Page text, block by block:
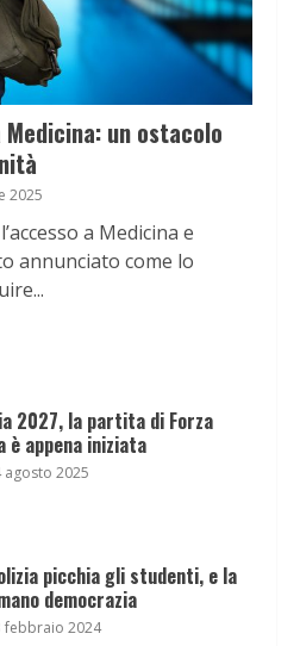
un ostacolo
2025
a Medicina e
annunciato come lo
2027, la partita di Forza
è appena iniziata
agosto 2025
picchia gli studenti, e la
democrazia
febbraio 2024